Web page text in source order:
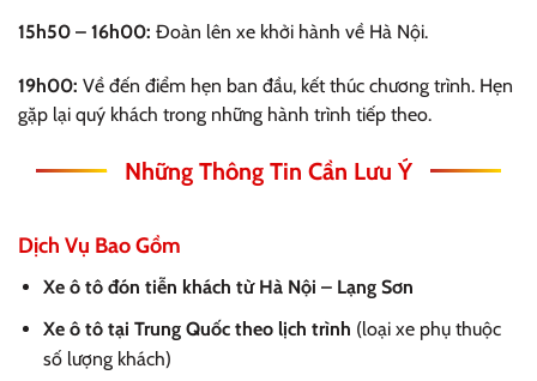
15h50 – 16h00: Đoàn lên xe khởi hành về Hà Nội.
19h00: Về đến điểm hẹn ban đầu, kết thúc chương trình. Hẹn
gặp lại quý khách trong những hành trình tiếp theo.
Những Thông Tin Cần Lưu Ý
Dịch Vụ Bao Gồm
Xe ô tô đón tiễn khách từ Hà Nội – Lạng Sơn
Xe ô tô tại Trung Quốc theo lịch trình (loại xe phụ thuộc
số lượng khách)